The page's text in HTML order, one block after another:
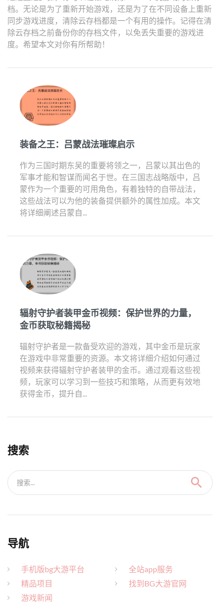
档。无论是为了重新开始游戏，还是为了在不同设备上重新
同步游戏进度，清除云存档都是一个有用的操作。记得在清
除云存档之前备份你的存档文件，以免丢失重要的游戏进
度。希望本文对你有所帮助！
装备之王：吕蒙战法璀璨启示
作为三国时期东吴的重要将领之一，吕蒙以其出色的
军事才能和智谋而闻名于世。在三国志战略版中，吕
蒙作为一个重要的可用角色，有着独特的自带战法，
这些战法可以为他的装备提供额外的属性加成。本文
将详细阐述吕蒙自...
辐射守护者装甲金币视频：保护世界的力量，
金币获取秘籍揭秘
辐射守护者是一款备受欢迎的游戏，其中金币是玩家
在游戏中非常重要的资源。本文将详细介绍如何通过
视频来获得辐射守护者装甲的金币。通过观看这些视
频，玩家可以学习到一些技巧和策略，从而更有效地
获得金币，提升自...
搜索
搜索...
导航
手机版bg大游平台
精品项目
游戏新闻
全站app服务
找到BG大游官网